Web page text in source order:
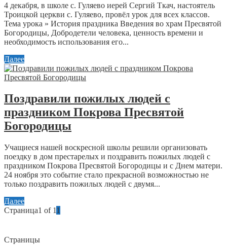
4 декабря, в школе с. Гуляево иерей Сергий Ткач, настоятель
Троицкой церкви с. Гуляево, провёл урок для всех классов.
Тема урока » История праздника Введения во храм Пресвятой
Богородицы, Добродетели человека, ценность времени и
необходимость использования его...
Далее
Поздравили пожилых людей с
праздником Покрова Пресвятой
Богородицы
Учащиеся нашей воскресной школы решили организовать
поездку в дом престарелых и поздравить пожилых людей с
праздником Покрова Пресвятой Богородицы и с Днем матери.
24 ноября это событие стало прекрасной возможностью не
только поздравить пожилых людей с двумя...
Далее
Страница1 of 11
Страницы